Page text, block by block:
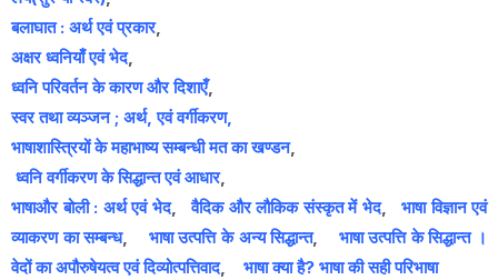
बलाघात : अर्थ एवं प्रकार,
अक्षर ध्वनियाँ एवं भेद,
ध्वनि परिवर्तन के कारण और दिशाएँ,
स्वर तथा व्यञ्जन ; अर्थ, एवं वर्गीकरण,
भाषाशास्त्रियों के महाभाष्य सम्बन्धी मत का खण्डन,
ध्वनि वर्गीकरण के सिद्धान्त एवं आधार,
भाषाऔर बोली : अर्थ एवं भेद,वैदिक और लौकिक संस्कृत में भेद, भाषा विज्ञान एवं
व्याकरण का सम्बन्ध, भाषा उत्पत्ति के अन्य सिद्धान्त, भाषा उत्पत्ति के सिद्धान्त ।
वेदों का अपौरुषेयत्व एवं दिव्योत्पत्तिवाद, भाषा क्या है? भाषा की सही परिभाषा